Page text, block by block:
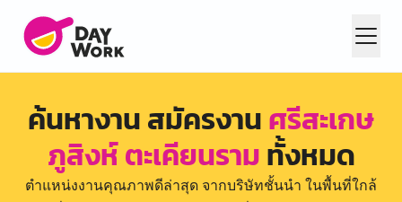
ค้นหางาน สมัครงานศรีสะเกษ
ภูสิงห์ ตะเคียนรามทั้งหมด
ตำแหน่งงานคุณภาพดีล่าสุด จากบริษัทชั้นนำ ในพื้นที่ใกล้